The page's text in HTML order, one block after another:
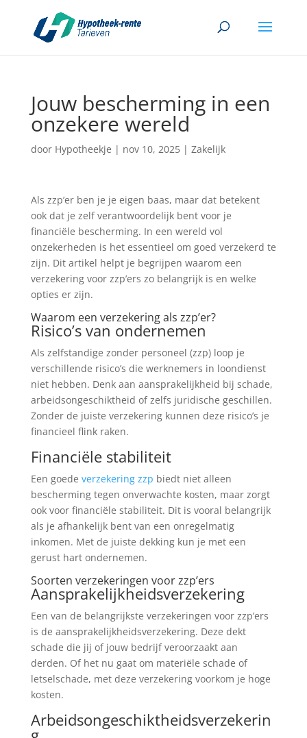
Jouw bescherming in een
onzekere wereld
door Hypotheekje | nov 10, 2025| Zakelijk
Als zzp’er ben je je eigen baas, maar dat betekent
ook dat je zelf verantwoordelijk bent voor je
financiële bescherming. In een wereld vol
onzekerheden is het essentieel om goed verzekerd te
zijn. Dit artikel helpt je begrijpen waarom een
verzekering voor zzp’ers zo belangrijk is en welke
opties er zijn.
Waarom een verzekering als zzp’er?
Risico’s van ondernemen
Als zelfstandige zonder personeel (zzp) loop je
verschillende risico’s die werknemers in loondienst
niet hebben. Denk aan aansprakelijkheid bij schade,
arbeidsongeschiktheid of zelfs juridische geschillen.
Zonder de juiste verzekering kunnen deze risico’s je
financieel flink raken.
Financiële stabiliteit
Een goede verzekering zzp biedt niet alleen
bescherming tegen onverwachte kosten, maar zorgt
ook voor financiële stabiliteit. Dit is vooral belangrijk
als je afhankelijk bent van een onregelmatig
inkomen. Met de juiste dekking kun je met een
gerust hart ondernemen.
Soorten verzekeringen voor zzp’ers
Aansprakelijkheidsverzekering
Een van de belangrijkste verzekeringen voor zzp’ers
is de aansprakelijkheidsverzekering. Deze dekt
schade die jij of jouw bedrijf veroorzaakt aan
derden. Of het nu gaat om materiële schade of
letselschade, met deze verzekering voorkom je hoge
kosten.
Arbeidsongeschiktheidsverzekerin